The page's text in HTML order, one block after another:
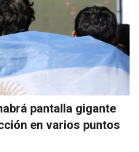
pantalla gigante
en varios puntos